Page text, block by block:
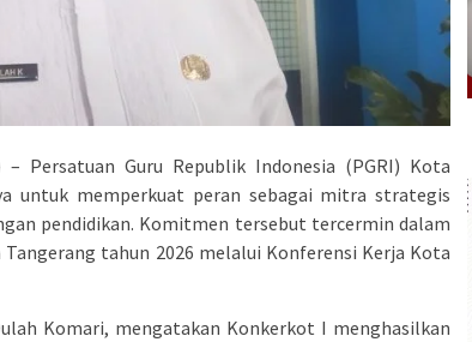
– Persatuan Guru Republik Indonesia (PGRI) Kota
untuk memperkuat peran sebagai mitra strategis
pendidikan. Komitmen tersebut tercermin dalam
tahun 2026 melalui Konferensi Kerja Kota
Komari, mengatakan Konkerkot I menghasilkan